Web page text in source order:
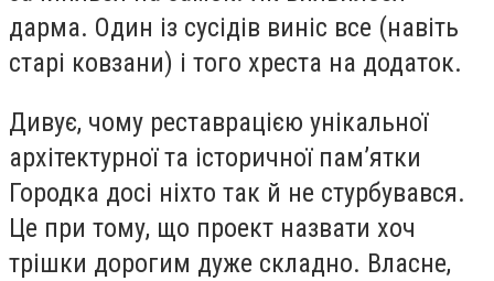
дарма. Один із сусідів виніс все (навіть
старі ковзани) і того хреста на додаток.
Дивує, чому реставрацією унікальної
архітектурної та історичної пам’ятки
Городка досі ніхто так й не стурбувався.
Це при тому, що проект назвати хоч
трішки дорогим дуже складно. Власне,